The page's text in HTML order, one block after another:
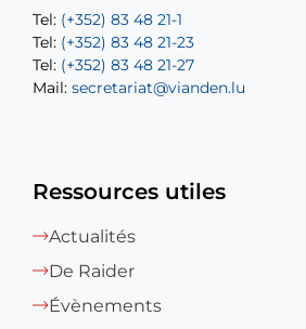
Tel: (+352) 83 48 21-1
Tel: (+352) 83 48 21-23
Tel: (+352) 83 48 21-27
Mail: secretariat@vianden.lu
Tel: (+352) 83 48 21-20
Tel: (+352) 83 48 21-22
Mail:sofia.carvalho@vianden.lu
Mail: diane.storn@vianden.lu
Ressources utiles
Actualités
De Raider
Évènements